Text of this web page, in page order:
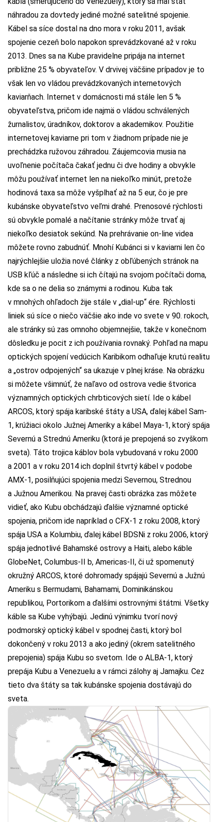
náhradou za dovtedy jediné možné satelitné spojenie.
Kábel sa síce dostal na dno mora v roku 2011, avšak
spojenie cezeň bolo napokon sprevádzkované až v roku
2013. Dnes sa na Kube pravidelne pripája na internet
približne 25 % obyvateľov. V drvivej väčšine prípadov je to
však len vo vládou prevádzkovaných internetových
kaviarňach. Internet v domácnosti má stále len 5 %
obyvateľstva, pričom ide najmä o vládou schválených
žurnalistov, úradníkov, doktorov a akademikov. Použitie
internetovej kaviarne pri tom v žiadnom prípade nie je
prechádzka ružovou záhradou. Záujemcovia musia na
uvoľnenie počítača čakať jednu či dve hodiny a obvykle
môžu používať internet len na niekoľko minút, pretože
hodinová taxa sa môže vyšplhať až na 5 eur, čo je pre
kubánske obyvateľstvo veľmi drahé. Prenosové rýchlosti
sú obvykle pomalé a načítanie stránky môže trvať aj
niekoľko desiatok sekúnd. Na prehrávanie on-line videa
môžete rovno zabudnúť. Mnohí Kubánci si v kaviarni len čo
najrýchlejšie uložia nové články z obľúbených stránok na
USB kľúč a následne si ich čítajú na svojom počítači doma,
kde sa o ne delia so známymi a rodinou. Kuba tak
v mnohých ohľadoch žije stále v „dial-up“ ére. Rýchlosti
liniek sú síce o niečo väčšie ako inde vo svete v 90. rokoch,
ale stránky sú zas omnoho objemnejšie, takže v konečnom
dôsledku je pocit z ich používania rovnaký. Pohľad na mapu
optických spojení vedúcich Karibikom odhaľuje krutú realitu
a „ostrov odpojených“ sa ukazuje v plnej kráse. Na obrázku
si môžete všimnúť, že naľavo od ostrova vedie štvorica
významných optických chrbticových sietí. Ide o kábel
ARCOS, ktorý spája karibské štáty a USA, ďalej kábel Sam-
1, krúžiaci okolo Južnej Ameriky a kábel Maya-1, ktorý spája
Severnú a Strednú Ameriku (ktorá je prepojená so zvyškom
sveta). Táto trojica káblov bola vybudovaná v roku 2000
a 2001 a v roku 2014 ich doplnil štvrtý kábel v podobe
AMX-1, posilňujúci spojenia medzi Severnou, Strednou
a Južnou Amerikou. Na pravej časti obrázka zas môžete
vidieť, ako Kubu obchádzajú ďalšie významné optické
spojenia, pričom ide napríklad o CFX-1 z roku 2008, ktorý
spája USA a Kolumbiu, ďalej kábel BDSNi z roku 2006, ktorý
spája jednotlivé Bahamské ostrovy a Haiti, alebo káble
GlobeNet, Columbus-II b, Americas-II, či už spomenutý
okružný ARCOS, ktoré dohromady spájajú Severnú a Južnú
Ameriku s Bermudami, Bahamami, Dominikánskou
republikou, Portorikom a ďalšími ostrovnými štátmi. Všetky
káble sa Kube vyhýbajú. Jedinú výnimku tvorí nový
podmorský optický kábel v spodnej časti, ktorý bol
dokončený v roku 2013 a ako jediný (okrem satelitného
prepojenia) spája Kubu so svetom. Ide o ALBA-1, ktorý
prepája Kubu a Venezuelu a v rámci zálohy aj Jamajku. Cez
tieto dva štáty sa tak kubánske spojenia dostávajú do
sveta.